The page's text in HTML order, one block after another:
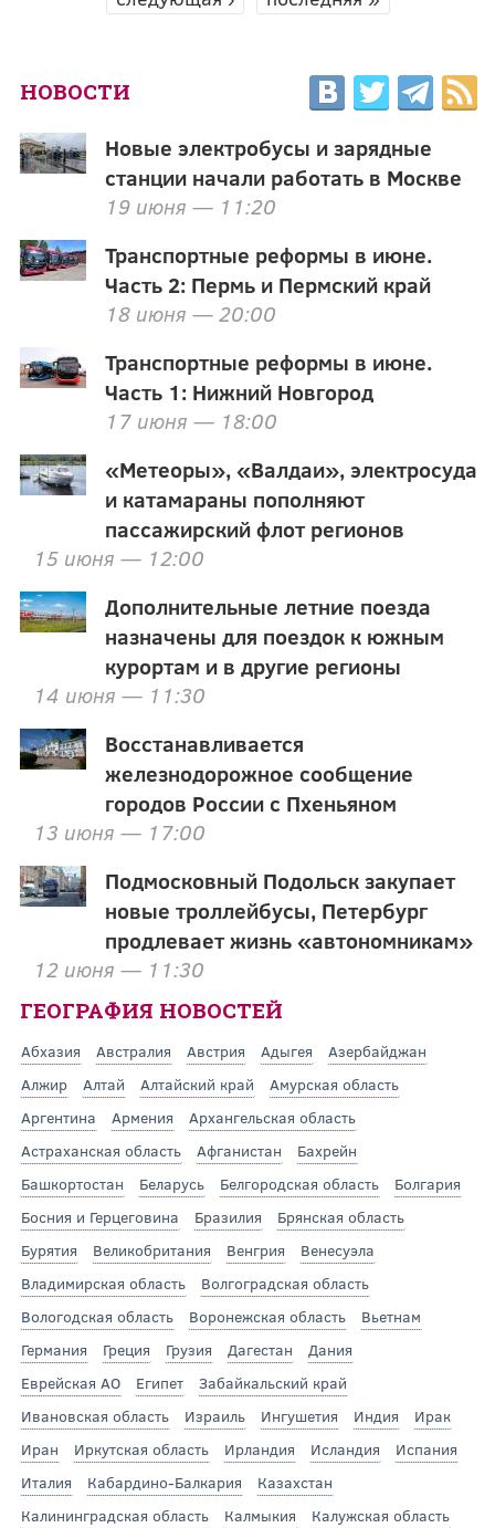
НОВОСТИ
Новые электробусы и зарядные
станции начали работать в Москве
19 июня — 11:20
Транспортные реформы в июне.
Часть 2: Пермь и Пермский край
18 июня — 20:00
Транспортные реформы в июне.
Часть 1: Нижний Новгород
17 июня — 18:00
«Метеоры», «Валдаи», электросуда
и катамараны пополняют
пассажирский флот регионов
15 июня — 12:00
Дополнительные летние поезда
назначены для поездок к южным
курортам и в другие регионы
14 июня — 11:30
Восстанавливается
железнодорожное сообщение
городов России с Пхеньяном
13 июня — 17:00
Подмосковный Подольск закупает
новые троллейбусы, Петербург
продлевает жизнь «автономникам»
12 июня — 11:30
ГЕОГРАФИЯ НОВОСТЕЙ
Абхазия Австралия Австрия Адыгея
Азербайджан
Алжир
Алтай Алтайский край
Амурская область
Аргентина
Армения
Архангельская область
Астраханская область
Афганистан
Бахрейн
Башкортостан
Беларусь Белгородская область
Болгария
Босния и Герцеговина
Бразилия
Брянская область
Бурятия
Великобритания Венгрия
Венесуэла
Владимирская область
Волгоградская область
Вологодская область
Воронежская область
Вьетнам
Германия
Греция Грузия Дагестан
Дания
Еврейская АО
Египет
Забайкальский край
Ивановская область
Израиль Ингушетия Индия
Ирак
Иран
Иркутская область Ирландия Исландия
Испания
Италия
Кабардино-Балкария
Казахстан
Калининградская область
Калмыкия
Калужская область